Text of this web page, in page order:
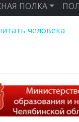
ПОЛКА
человека